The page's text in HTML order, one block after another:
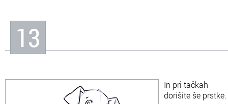
13
In pri tačkah
dorišite še prstke.